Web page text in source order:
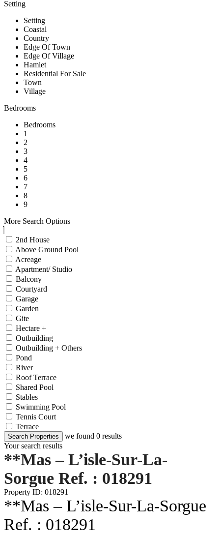
Setting
Setting
Coastal
Country
Edge Of Town
Edge Of Village
Hamlet
Residential For Sale
Town
Village
Bedrooms
Bedrooms
1
2
3
4
5
6
7
8
9
More Search Options
2nd House
Above Ground Pool
Acreage
Apartment/ Studio
Balcony
Courtyard
Garage
Garden
Gite
Hectare +
Outbuilding
Outbuilding + Others
Pond
River
Roof Terrace
Shared Pool
Stables
Swimming Pool
Tennis Court
Terrace
Search Properties we found 0 results
Your search results
**Mas – L’isle-Sur-La-
Sorgue Ref. : 018291
Property ID: 018291
**Mas – L’isle-Sur-La-Sorgue
Ref. : 018291